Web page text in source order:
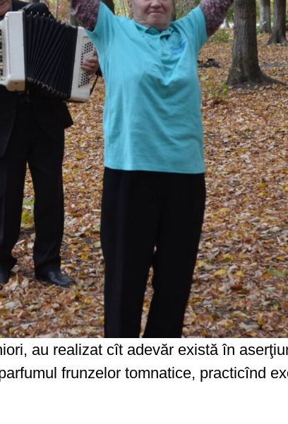
au realizat cît adevăr există în
frunzelor tomnatice, practicînd